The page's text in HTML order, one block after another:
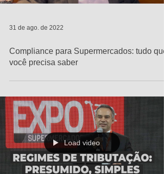
31 de ago. de 2022
Compliance para Supermercados: tudo que
você precisa saber
Load video